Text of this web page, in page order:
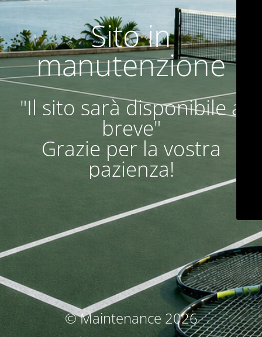
Sito in
manutenzione
"Il sito sarà disponibile a
breve"
Grazie per la vostra
pazienza!
© Maintenance 2026